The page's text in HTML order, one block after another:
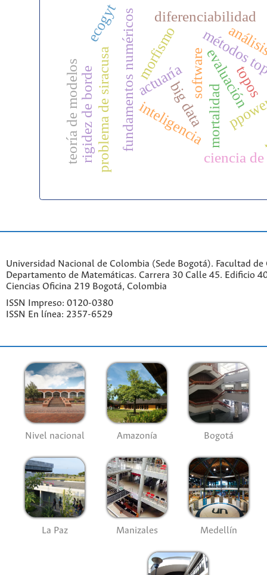
mortalidad
actuaría
fundamentos numéricos evaluación
ciencia
métodos
diferenciabilidad
inteligencia
software
big data
problema de siracusa morfismo
rigidez de borde
ecogyt
topos
teoría de modelos
Universidad Nacional de Colombia (Sede Bogotá). Facultad de
Departamento de Matemáticas. Carrera 30 Calle 45. Edificio
Ciencias Oficina 219 Bogotá, Colombia
ISSN Impreso: 0120-0380
ISSN En línea: 2357-6529
Nivel nacional Amazonía Bogotá
La Paz Manizales Medellín